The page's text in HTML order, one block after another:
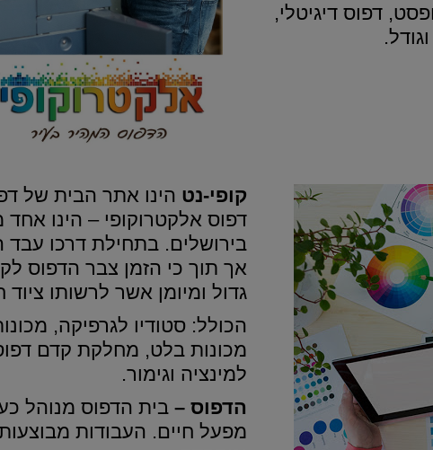
דפוס דיגיטלי,
קופי-נט הינו אתר הבית של
דפוס אלקטרוקופי – הינו אחד
בירושלים. בתחילת דרכו
אך תוך כי הזמן צבר הדפוס
גדול ומיומן אשר לרשותו
הכולל: סטודיו לגרפיקה,
מכונות בלט, מחלקת קדם
למינציה וגימור.
הדפוס – בית הדפוס מנוהל
מפעל חיים. העבודות